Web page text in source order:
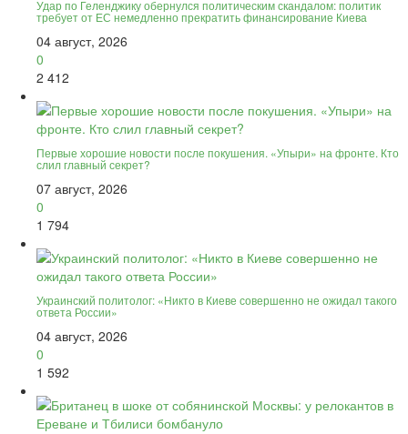
Удар по Геленджику обернулся политическим скандалом: политик
требует от ЕС немедленно прекратить финансирование Киева
04 август, 2026
0
2 412
Первые хорошие новости после покушения. «Упыри» на фронте. Кто
слил главный секрет?
07 август, 2026
0
1 794
Украинский политолог: «Никто в Киеве совершенно не ожидал такого
ответа России»
04 август, 2026
0
1 592